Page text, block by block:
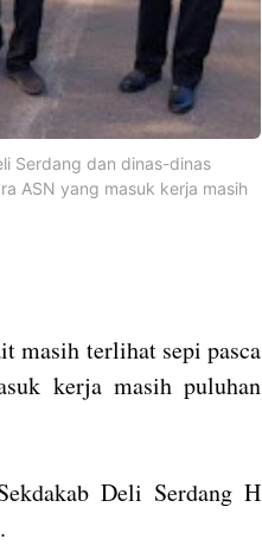
Serdang dan dinas-dinas
ASN yang masuk kerja masih
masih terlihat sepi pasca
kerja masih puluhan
Deli Serdang H